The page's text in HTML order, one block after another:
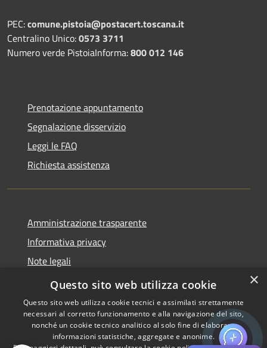
PEC:comune.pistoia@postacert.toscana.it
Centralino Unico:0573 3711
Numero verde PistoiaInforma:800 012 146
Prenotazione appuntamento
Segnalazione disservizio
Leggi le FAQ
Richiesta assistenza
Amministrazione trasparente
Informativa privacy
Note legali
Dichiarazione di accessibilità
Copyright © 2026 • Comune di
×
Questo sito web utilizza cookie
Questo sito web utilizza cookie tecnici e assimilati strettamente
necessari al corretto funzionamento e alla navigazione del sito,
nonché un cookie tecnico analitico al solo fine di elaborare
informazioni statistiche, aggregate e anonime.